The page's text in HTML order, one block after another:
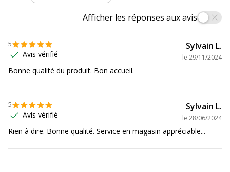
Quantité emballée 1
Afficher les réponses aux avis
5
Avis vérifié
Sylvain L.
le 29/11/2024
Bonne qualité du produit. Bon accueil.
5
Avis vérifié
Sylvain L.
le 28/06/2024
Rien à dire. Bonne qualité. Service en magasin appréciable...